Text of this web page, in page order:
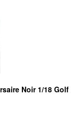
Noir 1/18 Golf